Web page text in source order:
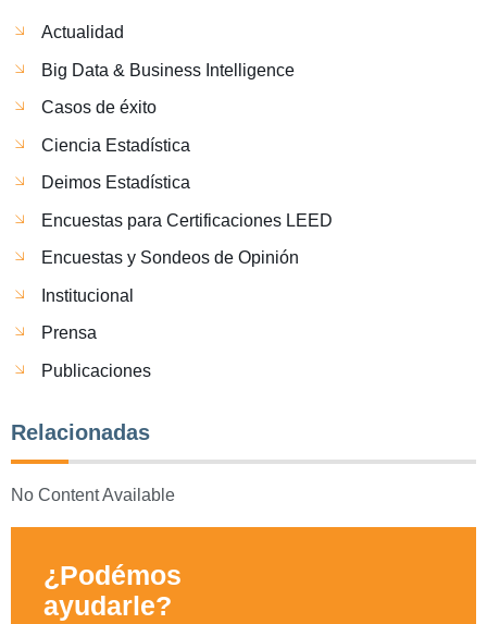
Actualidad
Big Data & Business Intelligence
Casos de éxito
Ciencia Estadística
Deimos Estadística
Encuestas para Certificaciones LEED
Encuestas y Sondeos de Opinión
Institucional
Prensa
Publicaciones
Relacionadas
No Content Available
¿Podémos
ayudarle?